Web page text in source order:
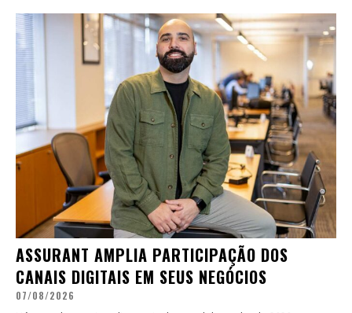
ASSURANT AMPLIA PARTICIPAÇÃO DOS
CANAIS DIGITAIS EM SEUS NEGÓCIOS
07/08/2026